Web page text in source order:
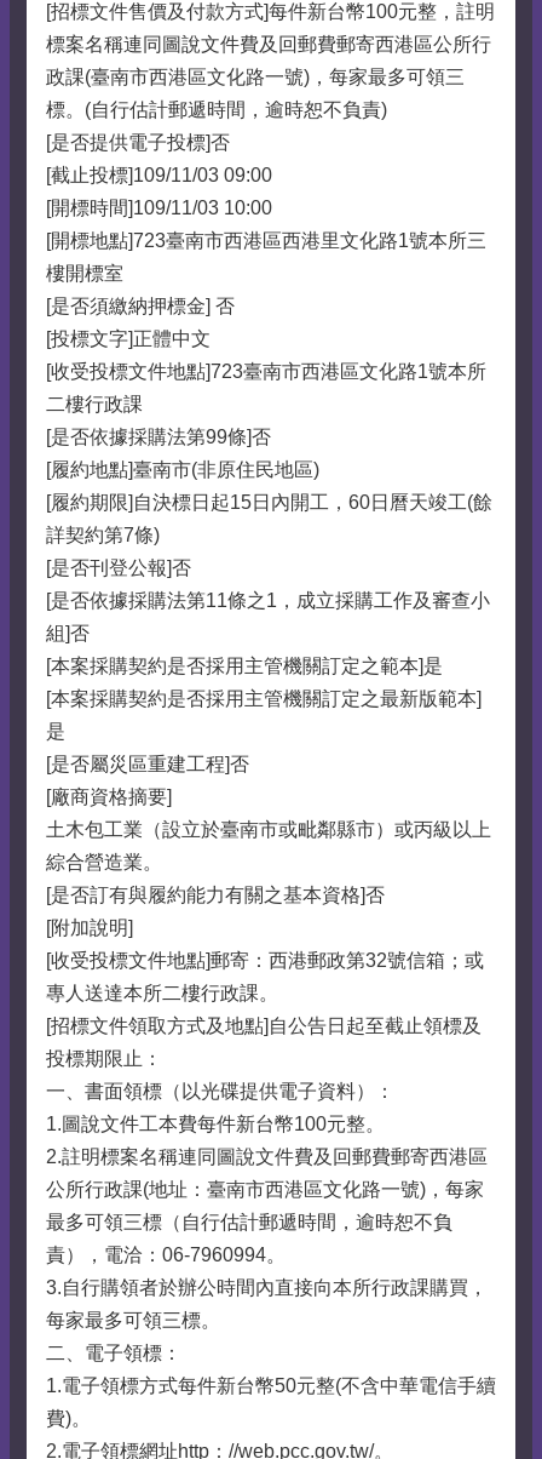
[招標文件售價及付款方式]每件新台幣100元整，註明
標案名稱連同圖說文件費及回郵費郵寄西港區公所行
政課(臺南市西港區文化路一號)，每家最多可領三
標。(自行估計郵遞時間，逾時恕不負責)
[是否提供電子投標]否
[截止投標]109/11/03 09:00
[開標時間]109/11/03 10:00
[開標地點]723臺南市西港區西港里文化路1號本所三
樓開標室
[是否須繳納押標金] 否
[投標文字]正體中文
[收受投標文件地點]723臺南市西港區文化路1號本所
二樓行政課
[是否依據採購法第99條]否
[履約地點]臺南市(非原住民地區)
[履約期限]自決標日起15日內開工，60日曆天竣工(餘
詳契約第7條)
[是否刊登公報]否
[是否依據採購法第11條之1，成立採購工作及審查小
組]否
[本案採購契約是否採用主管機關訂定之範本]是
[本案採購契約是否採用主管機關訂定之最新版範本]
是
[是否屬災區重建工程]否
[廠商資格摘要]
土木包工業（設立於臺南市或毗鄰縣市）或丙級以上
綜合營造業。
[是否訂有與履約能力有關之基本資格]否
[附加說明]
[收受投標文件地點]郵寄：西港郵政第32號信箱；或
專人送達本所二樓行政課。
[招標文件領取方式及地點]自公告日起至截止領標及
投標期限止：
一、書面領標（以光碟提供電子資料）：
1.圖說文件工本費每件新台幣100元整。
2.註明標案名稱連同圖說文件費及回郵費郵寄西港區
公所行政課(地址：臺南市西港區文化路一號)，每家
最多可領三標（自行估計郵遞時間，逾時恕不負
責），電洽：06-7960994。
3.自行購領者於辦公時間內直接向本所行政課購買，
每家最多可領三標。
二、電子領標：
1.電子領標方式每件新台幣50元整(不含中華電信手續
費)。
2.電子領標網址http：//web.pcc.gov.tw/。